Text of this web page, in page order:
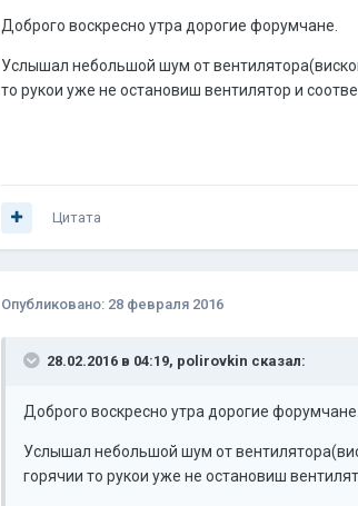
Доброго воскресно утра дорогие форумчане.
Услышал небольшой шум от
то рукои уже не остановиш вентилятор и
Цитата
Опубликовано: 28 февраля 2016
28.02.2016 в 04:19, polirovkin сказал:
Доброго воскресно утра дорогие форумчане.
Услышал небольшой шум от
горячии то рукои уже не остановиш